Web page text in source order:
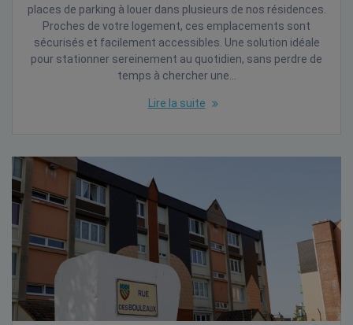
places de parking à louer dans plusieurs de nos résidences.
Proches de votre logement, ces emplacements sont
sécurisés et facilement accessibles. Une solution idéale
pour stationner sereinement au quotidien, sans perdre de
temps à chercher une…
Lire la suite